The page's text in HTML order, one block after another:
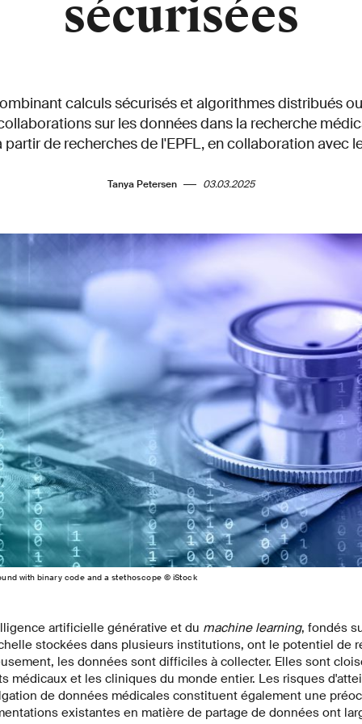
sécurisées
calculs sécurisés et algorithmes distribués
sur les données dans la recherche
de recherches de l'EPFL, en collaboration avec
Tanya Petersen 03.03.2025
with binary code and a stethoscope © iStock
artificielle générative et du machine learning, fondés
stockées dans plusieurs institutions, ont le potentiel de
les données sont difficiles à collecter. Elles sont
médicaux et les cliniques du monde entier. Les risques
de données médicales constituent également une
existantes en matière de partage de données ont